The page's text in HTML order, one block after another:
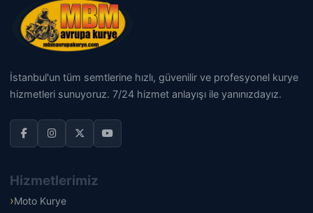
İstanbul'un tüm semtlerine hızlı, güvenilir ve profesyonel kurye
hizmetleri sunuyoruz. 7/24 hizmet anlayışı ile yanınızdayız.
Hizmetlerimiz
Moto Kurye